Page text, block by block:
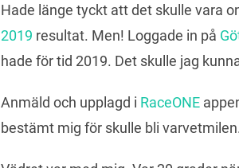
Hade länge tyckt att det skulle vara
2019 resultat. Men! Loggade in på
hade för tid 2019. Det skulle jag
Anmäld och upplagd i RaceONE
bestämt mig för skulle bli